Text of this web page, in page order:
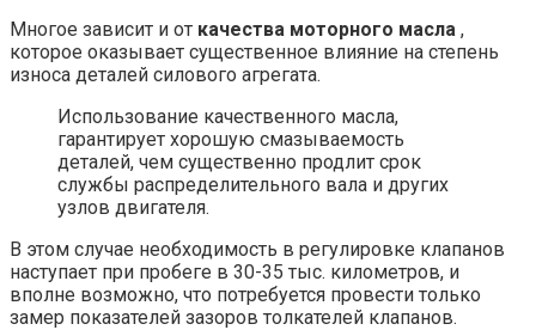
Многое зависит и от качества моторного масла ,
которое оказывает существенное влияние на степень
износа деталей силового агрегата.
Использование качественного масла,
гарантирует хорошую смазываемость
деталей, чем существенно продлит срок
службы распределительного вала и других
узлов двигателя.
В этом случае необходимость в регулировке клапанов
наступает при пробеге в 30-35 тыс. километров, и
вполне возможно, что потребуется провести только
замер показателей зазоров толкателей клапанов.